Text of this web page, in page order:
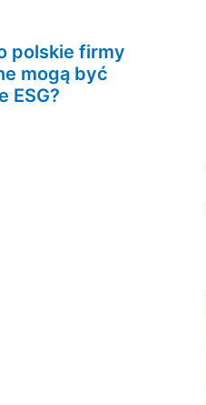
polskie firmy
mogą być
ESG?